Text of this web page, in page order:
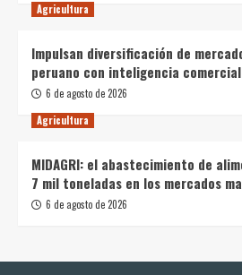
Agricultura
Impulsan diversificación de
peruano con inteligencia comercial
6 de agosto de 2026
Agricultura
MIDAGRI: el abastecimiento de
7 mil toneladas en los mercados
6 de agosto de 2026